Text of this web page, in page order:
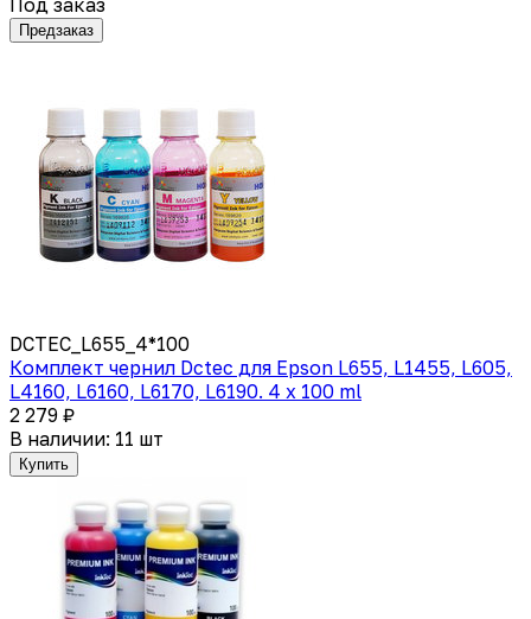
Предзаказ
DCTEC_L655_4*100
Комплект чернил Dctec для Epson L655, L1455, L605,
L4160, L6160, L6170, L6190. 4 x 100 ml
2 279 ₽
В наличии: 11 шт
Купить